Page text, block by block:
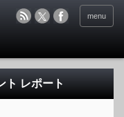
menu
ト レポート